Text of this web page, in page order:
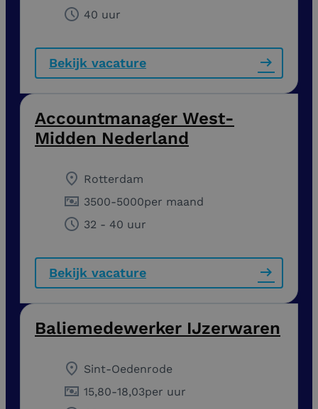
40 uur
Bekijk vacature
Accountmanager West-
Midden Nederland
Rotterdam
3500-5000per maand
32 - 40 uur
Bekijk vacature
Baliemedewerker IJzerwaren
Sint-Oedenrode
15,80-18,03per uur